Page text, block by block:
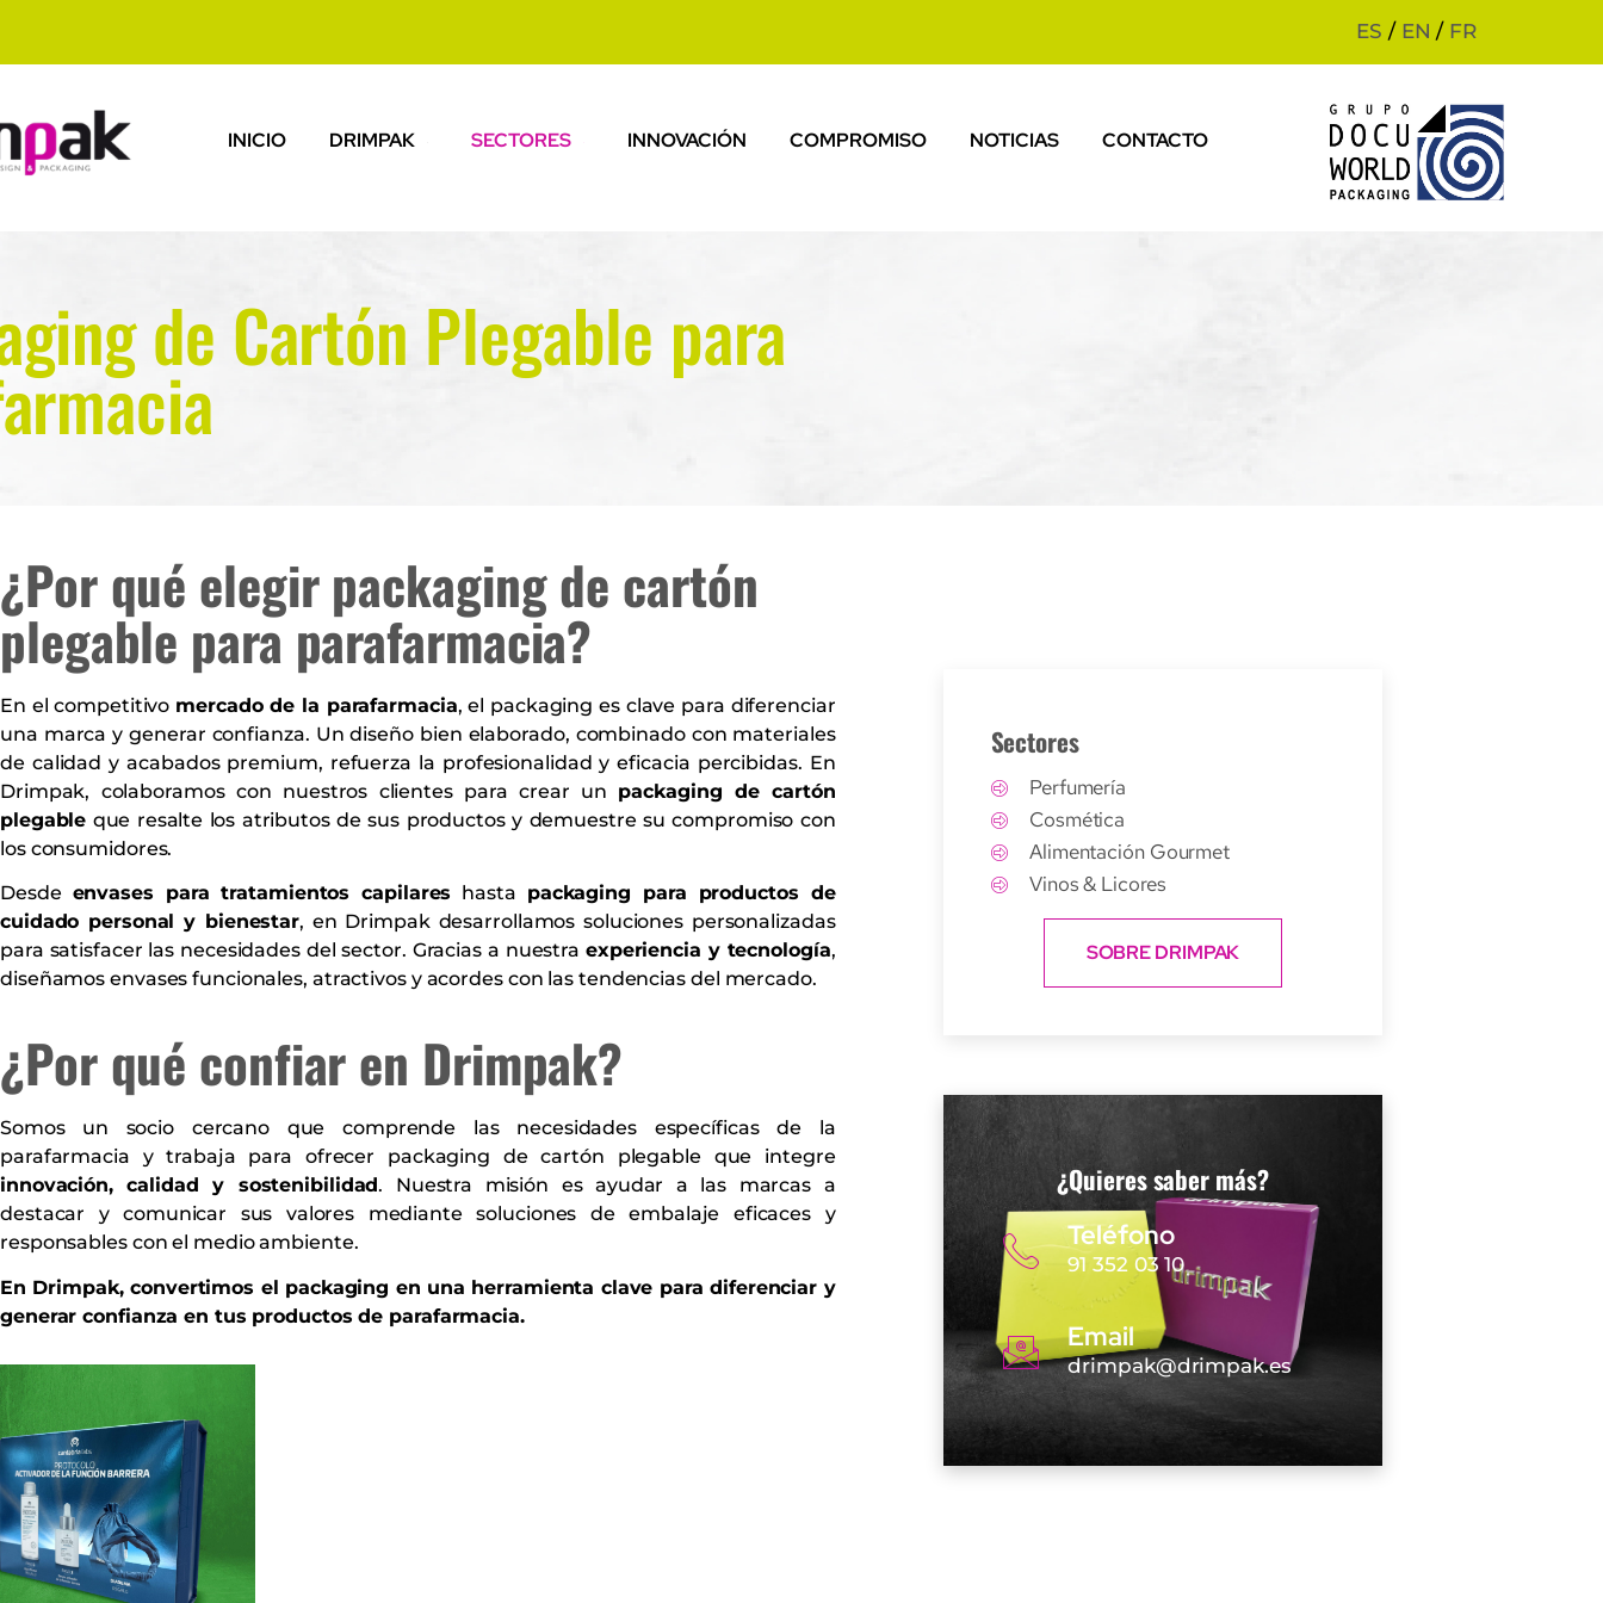
INICIO DRIMPAK SECTORES INNOVACIÓN COMPROMISO NOTICIAS CONTACTO
ES / EN / FR
de Cartón Plegable para
¿Por qué elegir packaging de cartón
plegable para parafarmacia?
En el competitivo mercado de la parafarmacia, el packaging es clave para diferenciar
una marca y generar confianza. Un diseño bien elaborado, combinado con materiales
de calidad y acabados premium, refuerza la profesionalidad y eficacia percibidas. En
Drimpak, colaboramos con nuestros clientes para crear un packaging de cartón
plegable que resalte los atributos de sus productos y demuestre su compromiso con
los consumidores.
Desde envases para tratamientos capilares hasta packaging para productos de
cuidado personal y bienestar, en Drimpak desarrollamos soluciones personalizadas
para satisfacer las necesidades del sector. Gracias a nuestra experiencia y tecnología,
diseñamos envases funcionales, atractivos y acordes con las tendencias del mercado.
¿Por qué confiar en Drimpak?
Somos un socio cercano que comprende las necesidades específicas de la
parafarmacia y trabaja para ofrecer packaging de cartón plegable que integre
innovación, calidad y sostenibilidad. Nuestra misión es ayudar a las marcas a
destacar y comunicar sus valores mediante soluciones de embalaje eficaces y
responsables con el medio ambiente.
En Drimpak, convertimos el packaging en una herramienta clave para diferenciar y
generar confianza en tus productos de parafarmacia.
Sectores
Perfumería
Cosmética
Alimentación Gourmet
Vinos & Licores
SOBRE DRIMPAK
¿Quieres saber más?
Teléfono
91 352 03 10
Email
drimpak@drimpak.es